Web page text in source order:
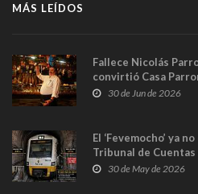
MÁS LEÍDOS
Fallece Nicolás
convirtió Casa
en Madrid
30 de Jun de 2026
El ‘Fevemocho’ ya
Tribunal de
sobrecoste de los
30 de May de 2026